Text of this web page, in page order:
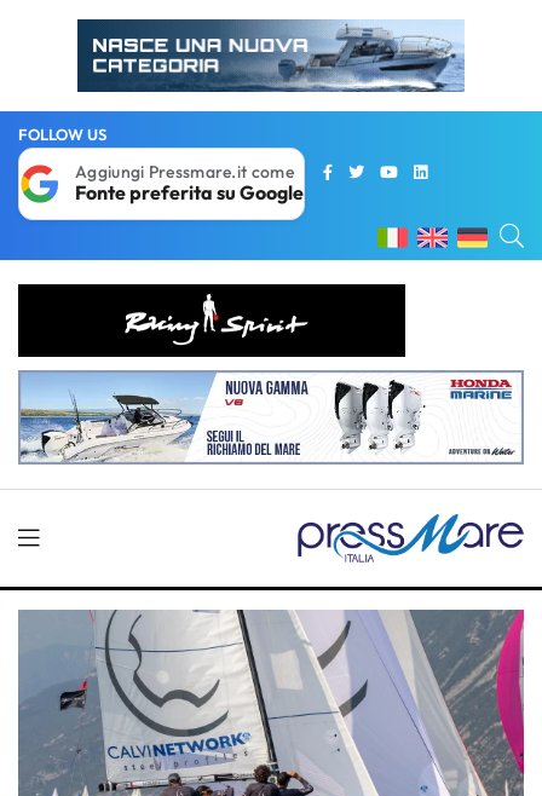
FOLLOW US
Aggiungi Pressmare.it come
Fonte preferita su Google